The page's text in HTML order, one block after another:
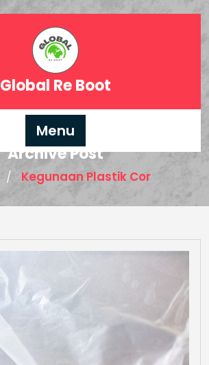
Global Re Boot
Menu
Archive Post
/ Kegunaan Plastik Cor